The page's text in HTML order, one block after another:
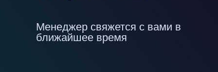
Менеджер свяжется с вами в
ближайшее время